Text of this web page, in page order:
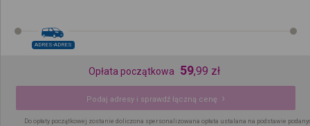
ADRES-ADRES
Opłata początkowa 59,99 zł
Podaj adresy i sprawdź łączną cenę
Do opłaty początkowej zostanie doliczona spersonalizowana opłata ustalana na podstawie